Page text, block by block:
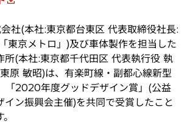
社(本社:東京都台東区 代表取締役社長:
東京メトロ」)及び車体製作を担当した
所(本社:東京都千代田区 代表執行役 執
原 敏昭)は、有楽町線・副都心線新型
「2020年度グッドデザイン賞」(公益
イン振興会主催)を共同で受賞したこと